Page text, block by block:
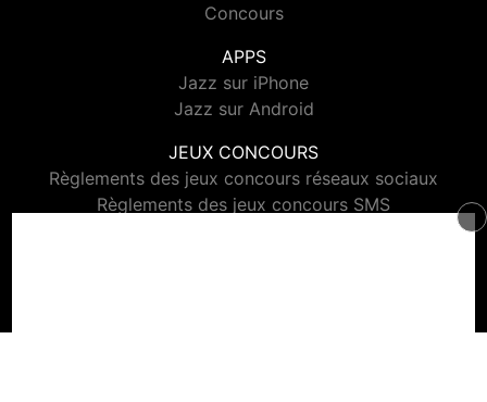
Concours
APPS
Jazz sur iPhone
Jazz sur Android
JEUX CONCOURS
Règlements des jeux concours réseaux sociaux
Règlements des jeux concours SMS